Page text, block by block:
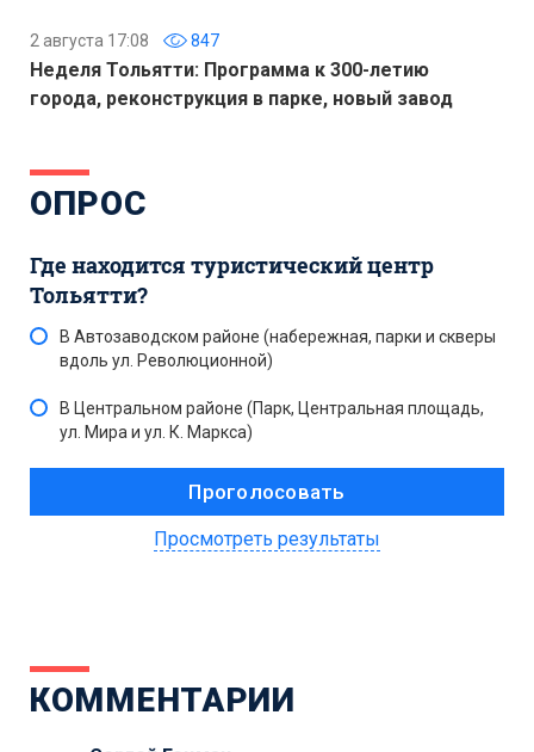
2 августа 17:08 847
Неделя Тольятти: Программа к 300-летию
города, реконструкция в парке, новый завод
ОПРОС
Где находится туристический центр
Тольятти?
В Автозаводском районе (набережная, парки и скверы
вдоль ул. Революционной)
В Центральном районе (Парк, Центральная площадь,
ул. Мира и ул. К. Маркса)
Просмотреть результаты
КОММЕНТАРИИ